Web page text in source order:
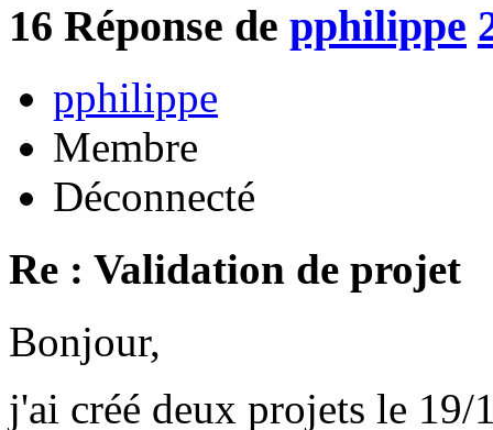
16 Réponse de pphilippe
pphilippe
Membre
Déconnecté
Re : Validation de projet
Bonjour,
j'ai créé deux projets le 19/